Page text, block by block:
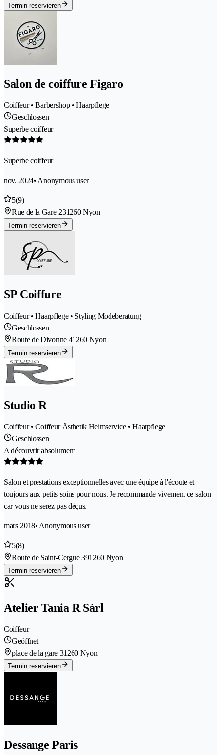
Termin reservieren
Salon de coiffure Figaro
Coiffeur • Barbershop • Haarpflege
Geschlossen
Superbe coiffeur
Superbe coiffeur
nov. 2024• Anonymous user
5(9)
Rue de la Gare 231260 Nyon
Termin reservieren
SP Coiffure
Coiffeur • Haarpflege • Styling Modeberatung
Geschlossen
Route de Divonne 41260 Nyon
Termin reservieren
Studio R
Coiffeur • Coiffeur Ästhetik Heimservice • Haarpflege
Geschlossen
A découvrir absolument
Salon et prestations exceptionnelles avec une équipe à l'écoute et
toujours aux petits soins pour nous. Je recommande vivement ce salon
car vous ne serez pas déçus.
mars 2018• Anonymous user
5(8)
Route de Saint-Cergue 391260 Nyon
Termin reservieren
Atelier Tania R Sàrl
Coiffeur
Geöffnet
place de la gare 31260 Nyon
Termin reservieren
Dessange Paris